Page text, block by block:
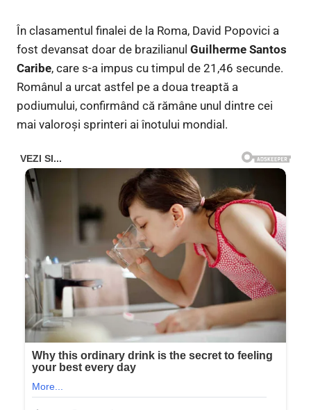
În clasamentul finalei de la Roma, David Popovici a
fost devansat doar de brazilianul Guilherme Santos
Caribe, care s-a impus cu timpul de 21,46 secunde.
Românul a urcat astfel pe a doua treaptă a
podiumului, confirmând că rămâne unul dintre cei
mai valoroși sprinteri ai înotului mondial.